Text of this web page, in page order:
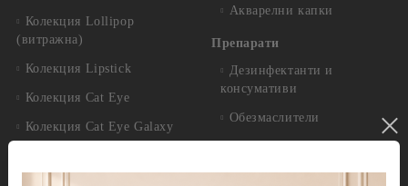
Колекция Lollipop
(витражна)
Колекция Lipstick
Колекция Cat Eye
Колекция Cat Eye Galaxy
Акварелни капки
Препарати
Дезинфектанти и
консумативи
Обезмаслители